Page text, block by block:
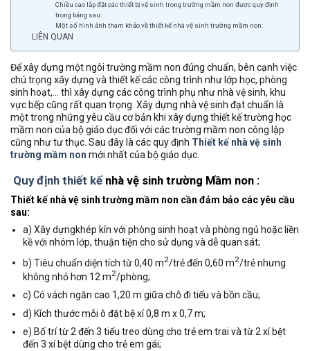
Chiều cao lắp đặt các thiết bị vệ sinh trong trường mầm non được quy định
trong bảng sau:
Một số hình ảnh tham khảo về thiết kế nhà vệ sinh trường mầm non:
LIÊN QUAN
Để xây dựng một ngôi trường mầm non đúng chuẩn, bên cạnh việc
chú trọng xây dựng và thiết kế các công trình như lớp học, phòng
sinh hoạt,… thì xây dựng các công trình phụ như nhà vệ sinh, khu
vực bếp cũng rất quan trọng. Xây dựng nhà vệ sinh đạt chuẩn là
một trong những yêu cầu cơ bản khi xây dựng thiết kế trường học
mầm non của bộ giáo dục đối với các trường mầm non công lập
cũng như tư thục. Sau đây là các quy định Thiết kế nhà vệ sinh
trường mầm non mới nhất của bộ giáo dục.
Quy định thiết kếnhà vệ sinh trường Mầm non :
Thiết kế nhà vệ sinh trường mầm non cần đảm bảo các yêu cầu
sau:
a) Xây dựngkhép kín với phòng sinh hoạt và phòng ngủ hoặc liền
kề với nhóm lớp, thuận tiện cho sử dụng và dễ quan sát;
b) Tiêu chuẩn diện tích từ 0,40 m2/trẻ đến 0,60 m2/trẻ nhưng
không nhỏ hơn 12 m2/phòng;
c) Có vách ngăn cao 1,20 m giữa chỗ đi tiểu và bồn cầu;
d) Kích thước mỗi ô đặt bệ xí 0,8 m x 0,7 m;
e) Bố trí từ 2 đến 3 tiểu treo dùng cho trẻ em trai và từ 2 xí bệt
đến 3 xí bệt dùng cho trẻ em gái;